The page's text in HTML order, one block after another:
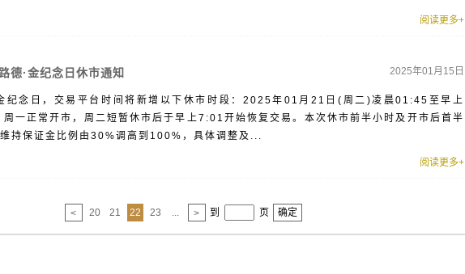
阅读更多+
德·金纪念日休市通知 2025年01月15日
纪念日，交易平台时间将新增以下休市时段：2025年01月21日(周二)凌晨01:45至早上
一正常开市，周二短暂休市后于早上7:01开始恢复交易。本次休市前半小时及开市后首半
持保证金比例由30%调高到100%，具体调整及...
阅读更多+
< 20 21 22 23 ... > 到 页 确定